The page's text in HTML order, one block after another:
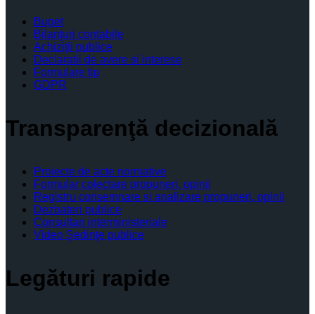
Buget
Bilanţuri contabile
Achiziţii publice
Declaratii de avere si interese
Formulare tip
GDPR
Transparenţă decizională
Proiecte de acte normative
Formular colectare propuneri, opinii
Registru consemnare si analizare propuneri, opinii
Dezbateri publice
Consultari interministeriale
Video Şedinţe publice
Legături rapide